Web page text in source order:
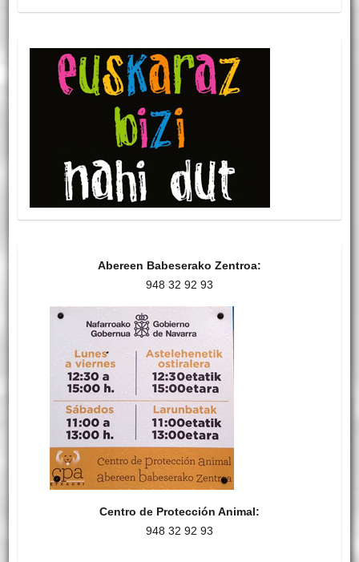
Abereen Babeserako Zentroa:
948 32 92 93
Centro de Protección Animal:
948 32 92 93